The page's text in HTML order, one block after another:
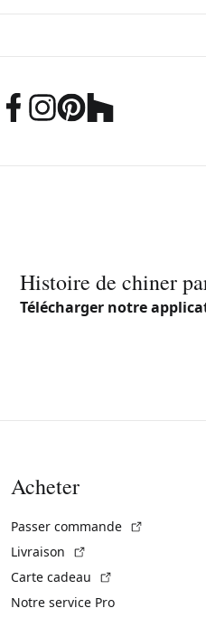
Histoire de chiner
Télécharger notre
Acheter
Passer commande
Livraison
Carte cadeau
Notre service Pro